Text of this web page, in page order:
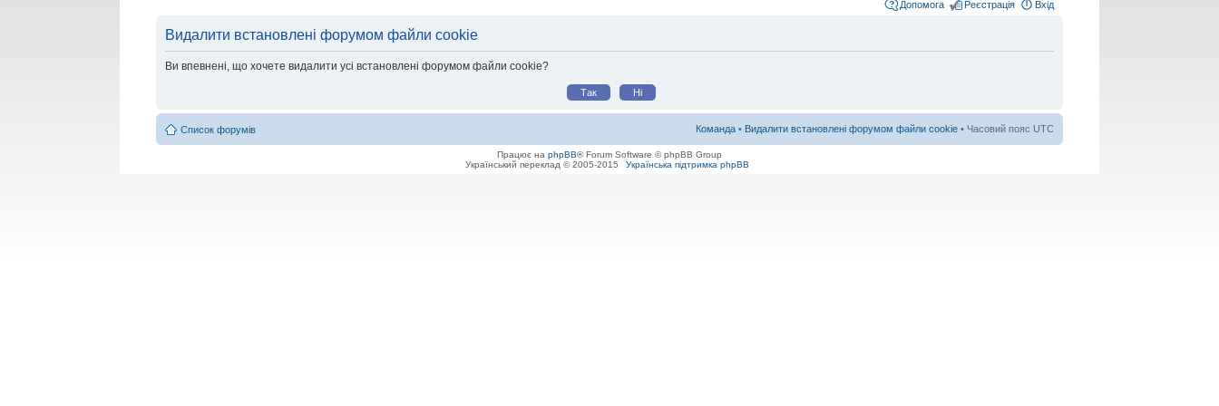
Допомога Реєстрація Вхід
Видалити встановлені форумом файли cookie
Ви впевнені, що хочете видалити усі встановлені форумом файли cookie?
Список форумів Команда • Видалити встановлені форумом файли cookie • Часовий пояс UTC
Працює на phpBB® Forum Software © phpBB Group
Український переклад © 2005-2015
Українська підтримка phpBB